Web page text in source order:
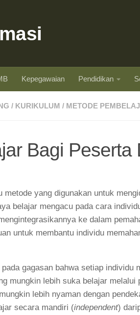
Kepegawaian Pendidikan
/ KURIKULUM / METODE
Bagi Peserta
metode yang digunakan untuk
belajar mengacu pada cara
ke dalam
untuk membantu individu
gagasan bahwa setiap individu
mungkin lebih suka belajar melalui
lebih nyaman dengan
secara mandiri (independent)